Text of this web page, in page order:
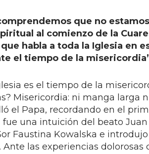
que no
al comienzo de la
habla a toda la Iglesia en
el tiempo de la
es el tiempo de la
Misericordia: ni manga larga
el Papa, recordando en el
una intuición del beato
Faustina Kowalska e
Ante las experiencias